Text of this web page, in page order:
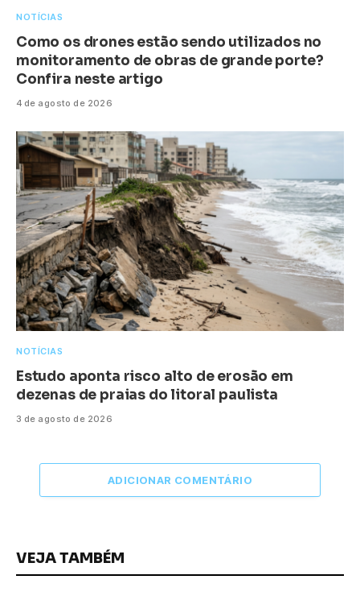
NOTÍCIAS
Como os drones estão sendo utilizados no
monitoramento de obras de grande porte?
Confira neste artigo
4 de agosto de 2026
NOTÍCIAS
Estudo aponta risco alto de erosão em
dezenas de praias do litoral paulista
3 de agosto de 2026
ADICIONAR COMENTÁRIO
VEJA TAMBÉM